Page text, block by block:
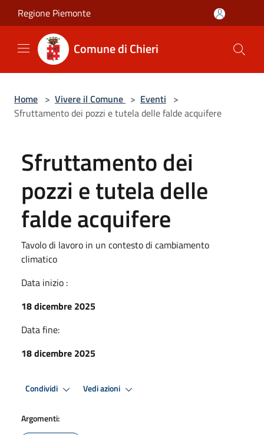
Salta al contenuto principale
Regione Piemonte
Comune di Chieri
Home > Vivere il Comune > Eventi >
Sfruttamento dei pozzi e tutela delle falde acquifere
Sfruttamento dei
pozzi e tutela delle
falde acquifere
Tavolo di lavoro in un contesto di cambiamento
climatico
Data inizio :
18 dicembre 2025
Data fine:
18 dicembre 2025
Condividi Vedi azioni
Argomenti: